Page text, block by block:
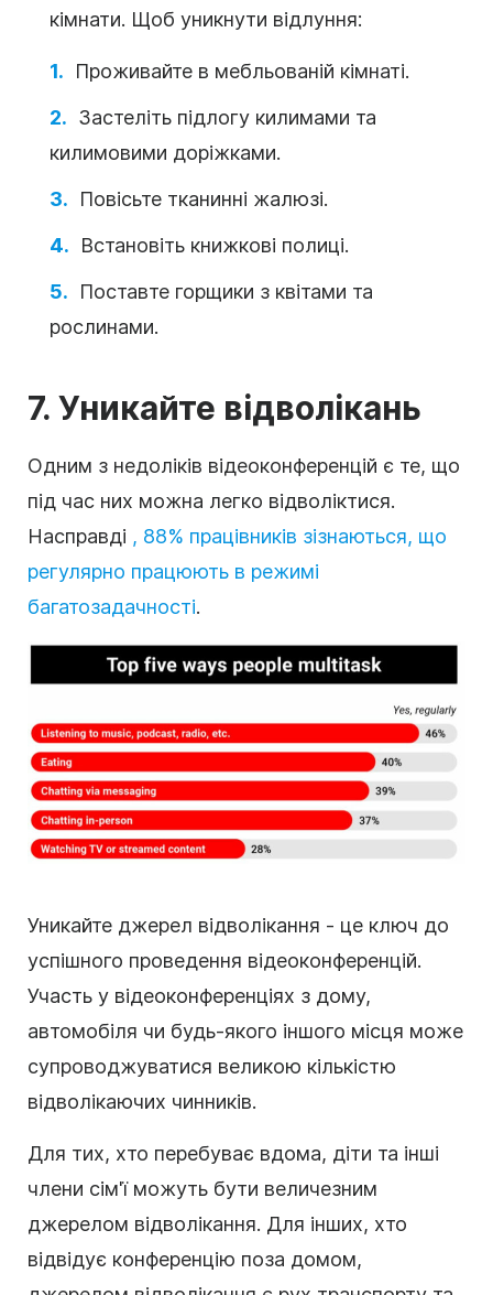
кімнати. Щоб уникнути відлуння:
Проживайте в мебльованій кімнаті.
Застеліть підлогу килимами та
килимовими доріжками.
Повісьте тканинні жалюзі.
Встановіть книжкові полиці.
Поставте горщики з квітами та
рослинами.
7. Уникайте відволікань
Одним з недоліків відеоконференцій є те, що
під час них можна легко відволіктися.
Насправді , 88% працівників зізнаються, що
регулярно працюють в режимі
багатозадачності.
Уникайте джерел відволікання - це ключ до
успішного проведення відеоконференцій.
Участь у відеоконференціях з дому,
автомобіля чи будь-якого іншого місця може
супроводжуватися великою кількістю
відволікаючих чинників.
Для тих, хто перебуває вдома, діти та інші
члени сім'ї можуть бути величезним
джерелом відволікання. Для інших, хто
відвідує конференцію поза домом,